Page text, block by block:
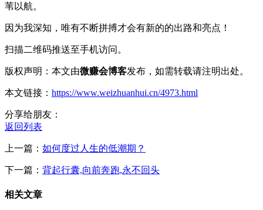
苇以航。
因为我深知，唯有不断拼搏才会有新的的出路和亮点！
扫描二维码推送至手机访问。
版权声明：本文由微赚会博客发布，如需转载请注明出处。
本文链接： https://www.weizhuanhui.cn/4973.html
分享给朋友：
返回列表
上一篇： 如何度过人生的低潮期？
下一篇： 背起行囊,向前奔跑,永不回头
相关文章